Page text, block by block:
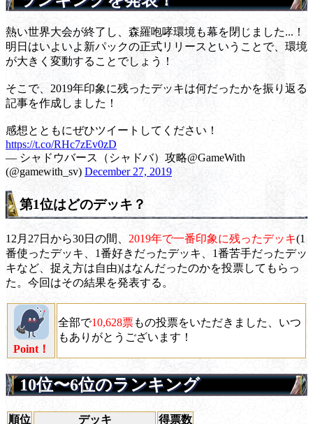
熱い世界大会が終了し、森羅咆哮環境も幕を閉じました...！
明日はいよいよ新パックの正式リリースということで、環境
が大きく変動することでしょう！
そこで、2019年印象に残ったデッキは何だったかを振り返る
記事を作成しました！
感想とともにぜひツイートしてください！
https://t.co/RHc7zEv0zD
— シャドウバース（シャドバ）攻略@GameWith
(@gamewith_sv) December 27, 2019
第1位はどのデッキ？
12月27日から30日の間、 2019年で一番印象に残ったデッキ(1
番使ったデッキ、1番好きだったデッキ、1番苦手だったデッ
キなど、捉え方は自由)はなんだったのかを投票してもらっ
た。今回はその結果を発表する。
Point！
全部で10,628票もの投票をいただきました、いつ
もありがとうございます！
10位〜6位のランキング
順位 デッキ 得票数